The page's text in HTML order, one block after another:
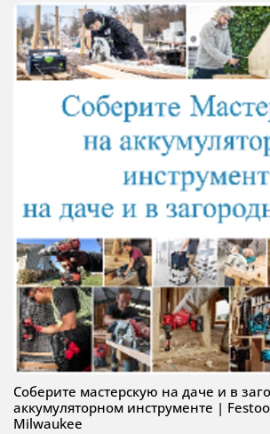
Соберите мастерскую на даче и в
аккумуляторном инструменте |
Milwaukee